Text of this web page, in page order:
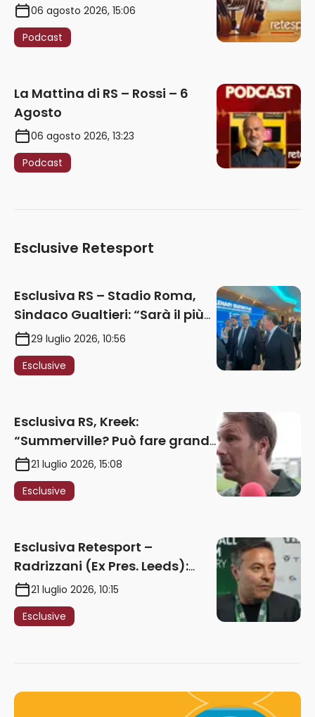
06 agosto 2026, 15:06
Podcast
La Mattina di RS – Rossi – 6
Agosto
06 agosto 2026, 13:23
Podcast
Esclusive Retesport
Esclusiva RS – Stadio Roma,
Sindaco Gualtieri: “Sarà il più
iconico del mondo. Assoluta
unità politica. Prima pietra nel
2027. Ricorsi strumentali?
29 luglio 2026, 10:56
Esclusive
Esclusiva RS, Kreek:
“Summerville? Può fare grandi
cose in Serie A. Godts deve
maturare esperienza per
giocare nella Roma”
21 luglio 2026, 15:08
Esclusive
Esclusiva Retesport –
Radrizzani (Ex Pres. Leeds):
“Summerville ragazzo
speciale, in Italia con Gasp
può esplodere
21 luglio 2026, 10:15
Esclusive